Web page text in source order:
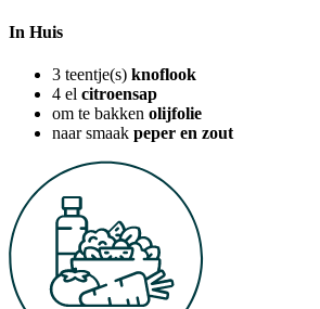
In Huis
3 teentje(s) knoflook
4 el citroensap
om te bakken olijfolie
naar smaak peper en zout